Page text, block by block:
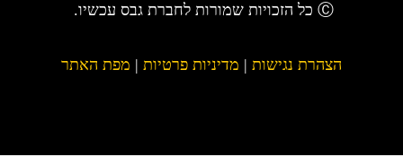
Ⓒ כל הזכויות שמורות לחברת גבס עכשיו.
הצהרת נגישות| מדיניות פרטיות| מפת האתר